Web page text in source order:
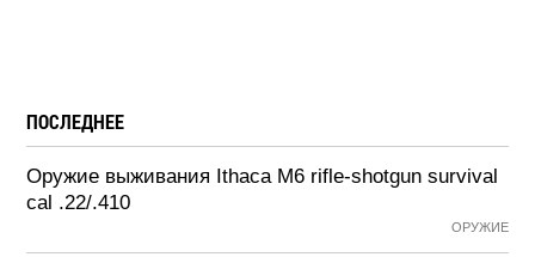
ПОСЛЕДНЕЕ
Оружие выживания Ithaca M6 rifle-shotgun survival
cal .22/.410
ОРУЖИЕ